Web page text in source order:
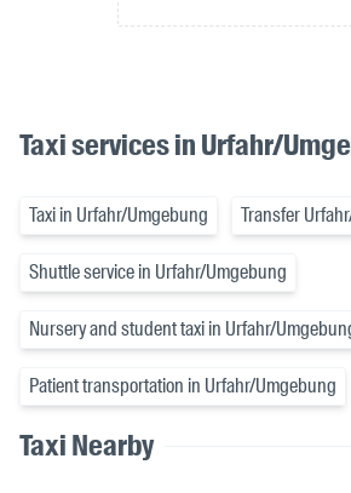
Taxi services in Urfahr/
Taxi in Urfahr/Umgebung Transfer
Shuttle service in Urfahr/Umgebung
Nursery and student taxi in Urfahr/
Patient transportation in Urfahr/Umgebung
Taxi Nearby